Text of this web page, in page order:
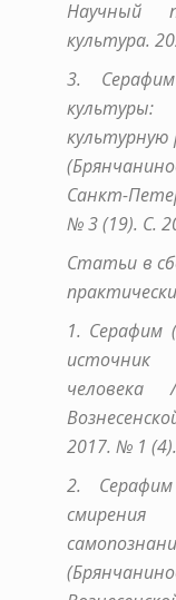
Научный
культура.
3.
Санкт-
№ 3 (19). С.
Статьи в
1. Серафим
источник
2017. № 1
2.